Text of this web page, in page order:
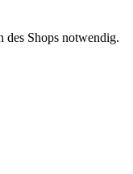
Shops notwendig.